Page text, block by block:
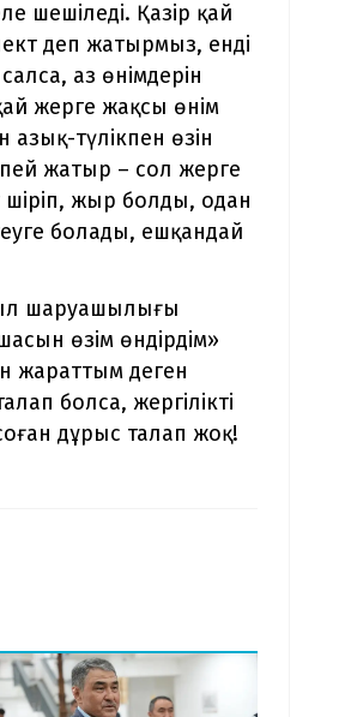
шешіледі. Қазір қай
деп жатырмыз, енді
аз өнімдерін
жерге жақсы өнім
түлікпен өзін
жатыр – сол жерге
жыр болды, одан
болады, ешқандай
шаруашылығы
өзім өндірдім»
жараттым деген
болса, жергілікті
дұрыс талап жоқ!